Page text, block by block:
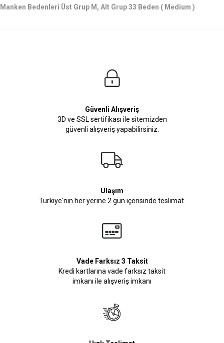
Manken Bedenleri Üst Grup M, Alt Grup 33 Beden ( Medium )
Güvenli Alışveriş
3D ve SSL sertifikası ile sitemizden
güvenli alışveriş yapabilirsiniz.
Ulaşım
Türkiye'nin her yerine 2 gün içerisinde teslimat.
Vade Farksız 3 Taksit
Kredi kartlarına vade farksız taksit
imkanı ile alışveriş imkanı